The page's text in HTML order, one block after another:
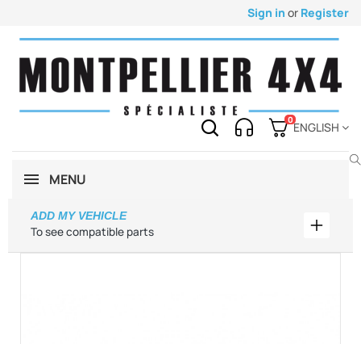
Sign in or Register
0
ENGLISH
MENU
To see compatible parts
ADD MY VEHICLE
Add